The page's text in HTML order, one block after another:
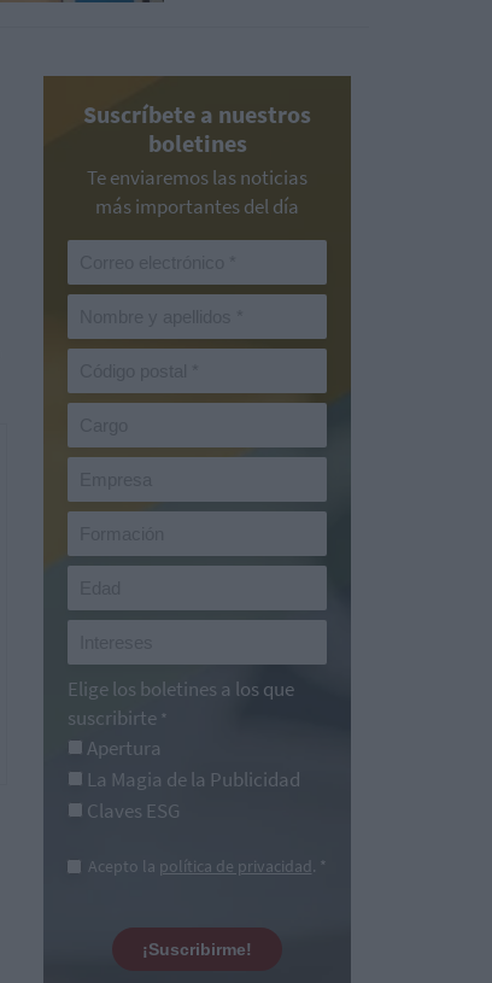
Suscríbete a nuestros
boletines
Te enviaremos las noticias
más importantes del día
Elige los boletines a los que
suscribirte *
Apertura
La Magia de la Publicidad
Claves ESG
Acepto la política de privacidad. *
¡Suscribirme!